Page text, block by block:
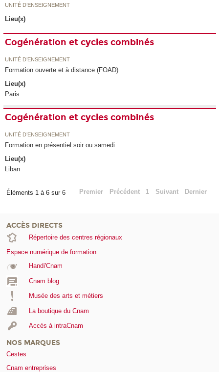
UNITÉ D’ENSEIGNEMENT
Lieu(x)
Cogénération et cycles combinés
UNITÉ D’ENSEIGNEMENT
Formation ouverte et à distance (FOAD)
Lieu(x)
Paris
Cogénération et cycles combinés
UNITÉ D’ENSEIGNEMENT
Formation en présentiel soir ou samedi
Lieu(x)
Liban
Éléments 1 à 6 sur 6 Premier Précédent 1 Suivant Dernier
ACCÈS DIRECTS
Répertoire des centres régionaux
Espace numérique de formation
Handi'Cnam
Cnam blog
Musée des arts et métiers
La boutique du Cnam
Accès à intraCnam
NOS MARQUES
Cestes
Cnam entreprises